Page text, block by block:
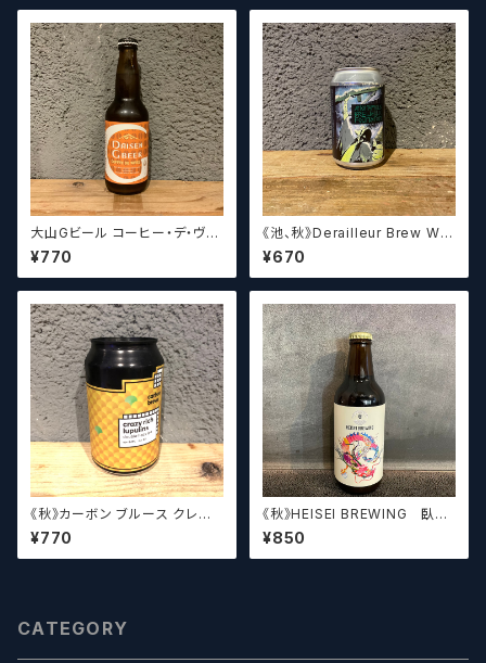
大山Gビール コーヒー・デ・ヴァ
イス【クラフトビール】
¥770
《池、秋》Derailleur Brew Wor
ks ANONYMOUS BREWH
OLIC FOUNDATION ディ
レイラブリューワークス
¥670
《秋》カーボン ブルース クレイ
ジーリッチルプリンズ Carbo
n Brews Crazy rich Lupulin
s【クラフトビール】
¥770
《秋》HEISEI BREWING 臥龍
長生(がりゅうちょうせい)アメリ
カンペールエール【クラフトビー
ル】
¥850
CATEGORY